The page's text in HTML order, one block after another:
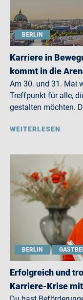
BERLIN
Karriere in
kommt in die
Am 30. und 31. Mai
Treffpunkt für alle,
gestalten möchten.
WEITERLESEN
BERLIN
Erfolgreich und
Karriere-Krise